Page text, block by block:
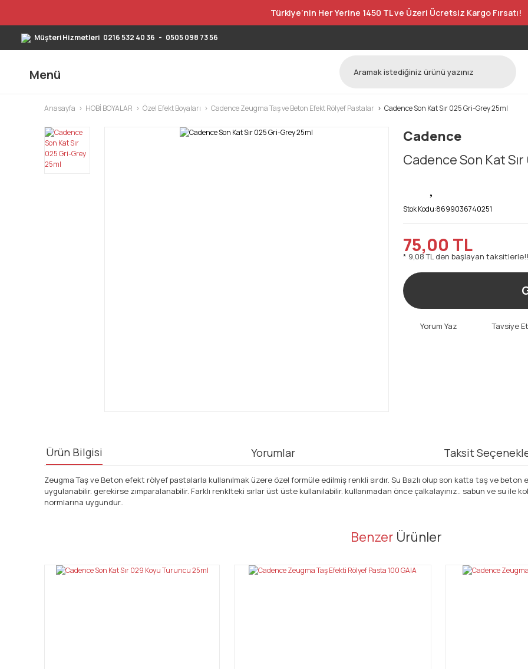
Türkiye’nin Her Yerine 1450 TL ve Üzeri Ücretsiz Kargo Fırsatı!
Müşteri Hizmetleri 0216 532 40 36 - 0505 098 73 56
Menü
Anasayfa HOBİ BOYALAR Özel Efekt Boyaları Cadence Zeugma Taş ve Beton Efekt Rölyef Pastalar Cadence Son Kat Sır 025 Gri-Grey 25ml
Cadence
Cadence Son Kat
Stok Kodu:8699036740251
75,00 TL
* 9,08 TL den başlayan taksitlerle!!
Yorum Yaz Tavsiye Et
Ürün Bilgisi Yorumlar Taksit
Zeugma Taş ve Beton efekt rölyef pastalarla kullanılmak üzere özel formüle edilmiş renkli sırdır. Su Bazlı olup son katta taş ve
uygulanabilir. gerekirse zımparalanabilir. Farklı renklteki sırlar üst üste kullanılabilir. kullanmadan önce çalkalayınız.. sabun ve su ile
normlarına uygundur..
Bu ürünün fiyat bilgisi, resim, ürün açıklamalarında ve diğer konularda yetersiz gördüğünüz noktaları öneri formunu kullanarak
Ürün resmi kalitesiz, bozuk veya görüntülenemiyor.
Benzer Ürünler